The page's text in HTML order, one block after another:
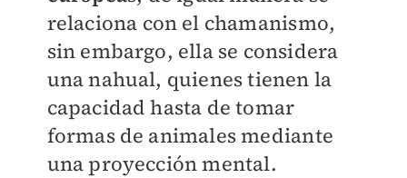
relaciona con el chamanismo,
sin embargo, ella se considera
una nahual, quienes tienen la
capacidad hasta de tomar
formas de animales mediante
una proyección mental.